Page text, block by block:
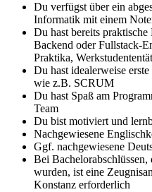
Du verfügst über ein
Informatik mit einem
Du hast bereits
Backend oder Fullstack-
Praktika,
Du hast idealerweise
wie z.B. SCRUM
Du hast Spaß am
Team
Du bist motiviert und
Nachgewiesene
Ggf. nachgewiesene
Bei
wurden, ist eine
Konstanz erforderlich